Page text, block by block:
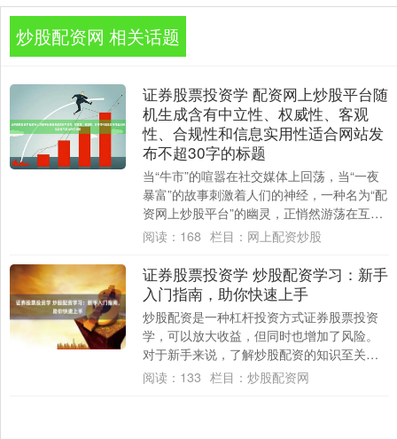
炒股配资网 相关话题
证券股票投资学 配资网上炒股平台随
机生成含有中立性、权威性、客观
性、合规性和信息实用性适合网站发
布不超30字的标题
当“牛市”的喧嚣在社交媒体上回荡，当“一夜
暴富”的故事刺激着人们的神经，一种名为“配
资网上炒股平台”的幽灵，正悄然游荡在互联
网的灰色地带。它们以“放大收益”、“....
阅读： 168 栏目： 网上配资炒股
证券股票投资学 炒股配资学习：新手
入门指南，助你快速上手
炒股配资是一种杠杆投资方式证券股票投资
学，可以放大收益，但同时也增加了风险。
对于新手来说，了解炒股配资的知识至关重
要。 * **放大收益：**配资可以放大投资收....
阅读： 133 栏目： 炒股配资网